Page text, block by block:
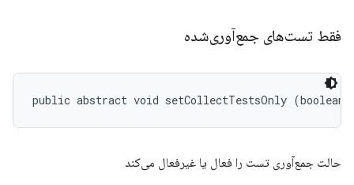
فقط تست‌های جمع‌آوری‌شده
public abstract void setCollectTestsOnly (boolean
حالت جمع‌آوری تست را فعال یا غیرفعال می‌کند